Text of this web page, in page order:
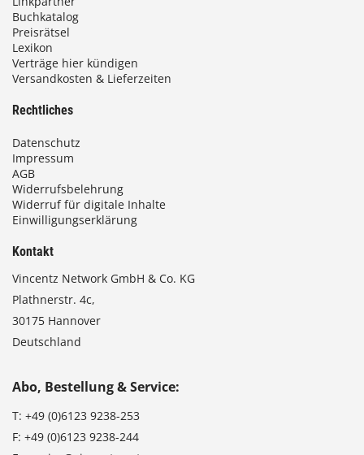
Buchkatalog
Preisrätsel
Lexikon
Verträge hier kündigen
Versandkosten & Lieferzeiten
Rechtliches
Datenschutz
Impressum
AGB
Widerrufsbelehrung
Widerruf für digitale Inhalte
Einwilligungserklärung
Kontakt
Vincentz Network GmbH & Co. KG
Plathnerstr. 4c,
30175 Hannover
Deutschland
Abo, Bestellung & Service:
T: +49 (0)6123 9238-253
F: +49 (0)6123 9238-244